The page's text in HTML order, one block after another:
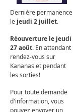
Dernière permanence
le jeudi 2 juillet.
Réouverture le jeudi
27 août. En attendant
rendez-vous sur
Kananas et pendant
les sorties!
Pour toute demande
d'information, vous
pouvez envoyer un